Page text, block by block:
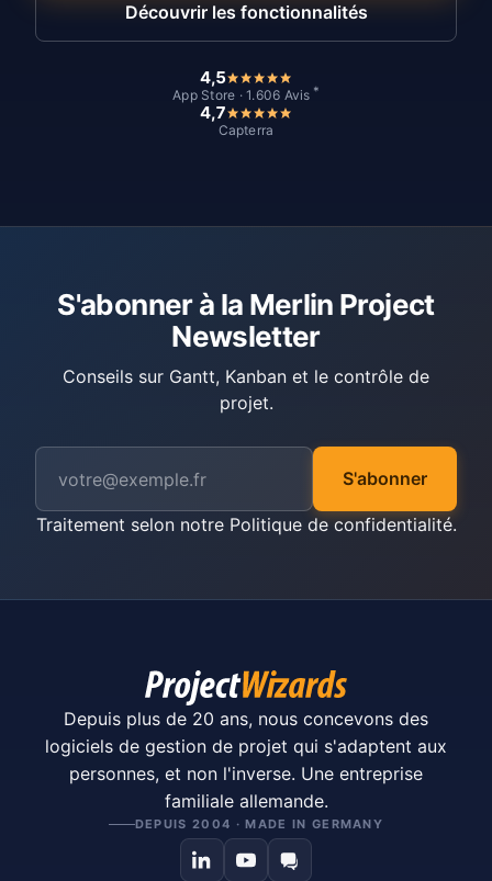
Découvrir les fonctionnalités
4,5
App Store · 1.606 Avis *
4,7
Capterra
S'abonner à la Merlin Project
Newsletter
Conseils sur Gantt, Kanban et le contrôle de
projet.
S'abonner
Traitement selon notre Politique de confidentialité.
Depuis plus de 20 ans, nous concevons des
logiciels de gestion de projet qui s'adaptent aux
personnes, et non l'inverse. Une entreprise
familiale allemande.
DEPUIS 2004 · MADE IN GERMANY